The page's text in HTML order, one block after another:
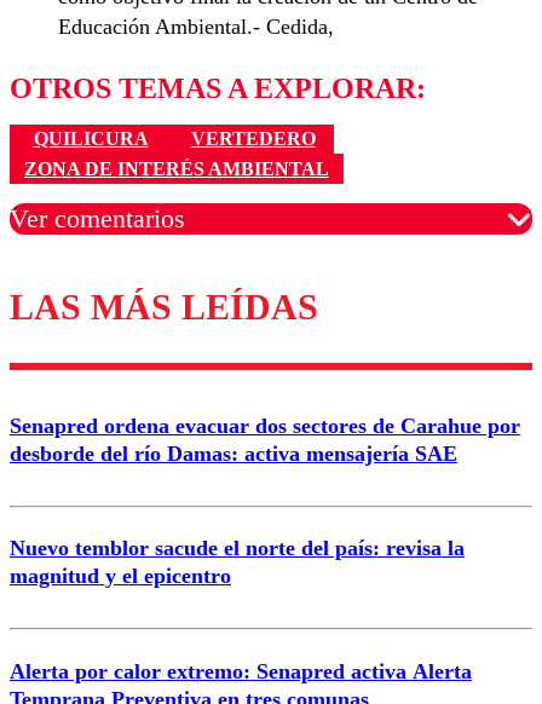
Educación Ambiental.- Cedida,
OTROS TEMAS A EXPLORAR:
QUILICURA
VERTEDERO
ZONA DE INTERÉS AMBIENTAL
Ver comentarios
Los comentarios son moderados para garantizar un
diálogo respetuoso.
Correo
LAS MÁS LEÍDAS
Senapred ordena evacuar dos sectores de Carahue por
desborde del río Damas: activa mensajería SAE
Nuevo temblor sacude el norte del país: revisa la
magnitud y el epicentro
Alerta por calor extremo: Senapred activa Alerta